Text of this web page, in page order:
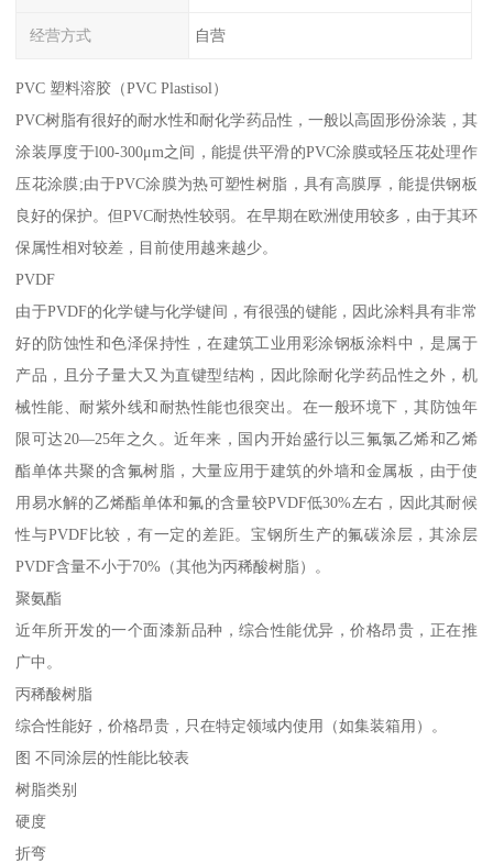
经营方式 自营
PVC 塑料溶胶（PVC Plastisol）
PVC树脂有很好的耐水性和耐化学药品性，一般以高固形份涂装，其
涂装厚度于l00-300μm之间，能提供平滑的PVC涂膜或轻压花处理作
压花涂膜;由于PVC涂膜为热可塑性树脂，具有高膜厚，能提供钢板
良好的保护。但PVC耐热性较弱。在早期在欧洲使用较多，由于其环
保属性相对较差，目前使用越来越少。
PVDF
由于PVDF的化学键与化学键间，有很强的键能，因此涂料具有非常
好的防蚀性和色泽保持性，在建筑工业用彩涂钢板涂料中，是属于
产品，且分子量大又为直键型结构，因此除耐化学药品性之外，机
械性能、耐紫外线和耐热性能也很突出。在一般环境下，其防蚀年
限可达20—25年之久。近年来，国内开始盛行以三氟氯乙烯和乙烯
酯单体共聚的含氟树脂，大量应用于建筑的外墙和金属板，由于使
用易水解的乙烯酯单体和氟的含量较PVDF低30%左右，因此其耐候
性与PVDF比较，有一定的差距。宝钢所生产的氟碳涂层，其涂层
PVDF含量不小于70%（其他为丙稀酸树脂）。
聚氨酯
近年所开发的一个面漆新品种，综合性能优异，价格昂贵，正在推
广中。
丙稀酸树脂
综合性能好，价格昂贵，只在特定领域内使用（如集装箱用）。
图 不同涂层的性能比较表
树脂类别
硬度
折弯